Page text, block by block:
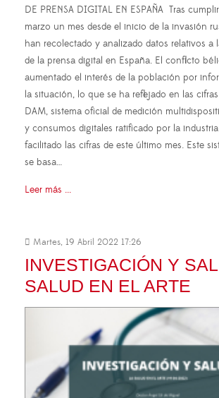
DE PRENSA DIGITAL EN ESPAÑA Tras
marzo un mes desde el inicio de la invasión
han recolectado y analizado datos relativos a
de la prensa digital en España. El conflicto
aumentado el interés de la población por
la situación, lo que se ha reflejado en las
DAM, sistema oficial de medición
y consumos digitales ratificado por la
facilitado las cifras de este último mes. Este
se basa…
Leer más ...
Martes, 19 Abril 2022 17:26
INVESTIGACIÓN Y
SALUD EN EL ARTE